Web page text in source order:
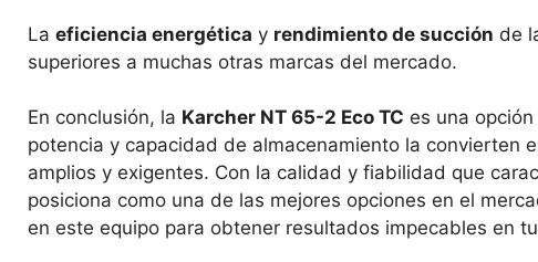
La eficiencia energética y rendimiento de succión de
superiores a muchas otras marcas del mercado.
En conclusión, la Karcher NT 65-2 Eco TC es una
potencia y capacidad de almacenamiento la convierten
amplios y exigentes. Con la calidad y fiabilidad que
posiciona como una de las mejores opciones en el
en este equipo para obtener resultados impecables en